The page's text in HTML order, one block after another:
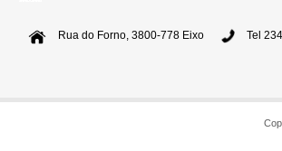
Rua do Forno, 3800-778 Eixo Tel